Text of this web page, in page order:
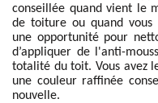
conseillée quand vient le
de toiture ou quand vous
une opportunité pour
d’appliquer de l'anti-
totalité du toit. Vous avez
une couleur raffinée
nouvelle.